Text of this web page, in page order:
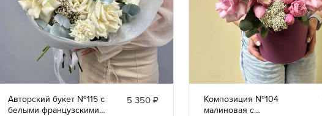
Авторский букет №115 с
белыми французскими
5 350 ₽
Композиция №104
малиновая с